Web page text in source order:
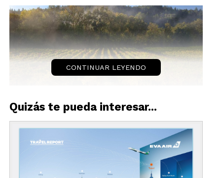
visitar y hacer una degustación de vinos que se
producen en la región.
Algunos de los más visitados
CONTINUAR LEYENDO
Quizás te pueda interesar...